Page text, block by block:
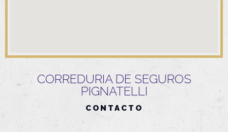
CORREDURIA DE SEGUROS
PIGNATELLI
CONTACTO